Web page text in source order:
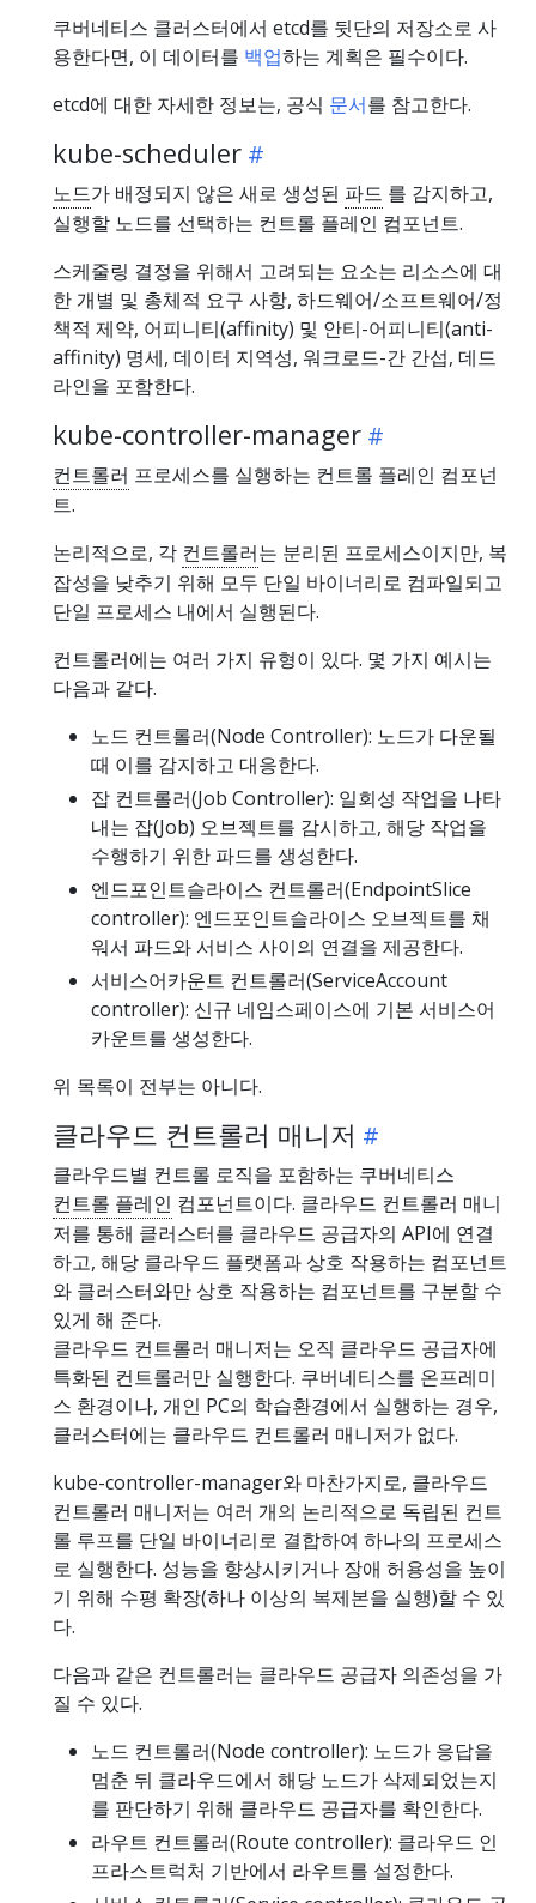
쿠버네티스 클러스터에서 etcd를 뒷단의 저장소로 사
용한다면, 이 데이터를 백업하는 계획은 필수이다.
etcd에 대한 자세한 정보는, 공식 문서를 참고한다.
kube-scheduler
노드가 배정되지 않은 새로 생성된 파드 를 감지하고,
실행할 노드를 선택하는 컨트롤 플레인 컴포넌트.
스케줄링 결정을 위해서 고려되는 요소는 리소스에 대
한 개별 및 총체적 요구 사항, 하드웨어/소프트웨어/정
책적 제약, 어피니티(affinity) 및 안티-어피니티(anti-
affinity) 명세, 데이터 지역성, 워크로드-간 간섭, 데드
라인을 포함한다.
kube-controller-manager
컨트롤러 프로세스를 실행하는 컨트롤 플레인 컴포넌
트.
논리적으로, 각 컨트롤러는 분리된 프로세스이지만, 복
잡성을 낮추기 위해 모두 단일 바이너리로 컴파일되고
단일 프로세스 내에서 실행된다.
컨트롤러에는 여러 가지 유형이 있다. 몇 가지 예시는
다음과 같다.
노드 컨트롤러(Node Controller): 노드가 다운될
때 이를 감지하고 대응한다.
잡 컨트롤러(Job Controller): 일회성 작업을 나타
내는 잡(Job) 오브젝트를 감시하고, 해당 작업을
수행하기 위한 파드를 생성한다.
엔드포인트슬라이스 컨트롤러(EndpointSlice
controller): 엔드포인트슬라이스 오브젝트를 채
워서 파드와 서비스 사이의 연결을 제공한다.
서비스어카운트 컨트롤러(ServiceAccount
controller): 신규 네임스페이스에 기본 서비스어
카운트를 생성한다.
위 목록이 전부는 아니다.
클라우드 컨트롤러 매니저
클라우드별 컨트롤 로직을 포함하는 쿠버네티스
컨트롤 플레인 컴포넌트이다. 클라우드 컨트롤러 매니
저를 통해 클러스터를 클라우드 공급자의 API에 연결
하고, 해당 클라우드 플랫폼과 상호 작용하는 컴포넌트
와 클러스터와만 상호 작용하는 컴포넌트를 구분할 수
있게 해 준다.
클라우드 컨트롤러 매니저는 오직 클라우드 공급자에
특화된 컨트롤러만 실행한다. 쿠버네티스를 온프레미
스 환경이나, 개인 PC의 학습환경에서 실행하는 경우,
클러스터에는 클라우드 컨트롤러 매니저가 없다.
kube-controller-manager와 마찬가지로, 클라우드
컨트롤러 매니저는 여러 개의 논리적으로 독립된 컨트
롤 루프를 단일 바이너리로 결합하여 하나의 프로세스
로 실행한다. 성능을 향상시키거나 장애 허용성을 높이
기 위해 수평 확장(하나 이상의 복제본을 실행)할 수 있
다.
다음과 같은 컨트롤러는 클라우드 공급자 의존성을 가
질 수 있다.
노드 컨트롤러(Node controller): 노드가 응답을
멈춘 뒤 클라우드에서 해당 노드가 삭제되었는지
를 판단하기 위해 클라우드 공급자를 확인한다.
라우트 컨트롤러(Route controller): 클라우드 인
프라스트럭처 기반에서 라우트를 설정한다.